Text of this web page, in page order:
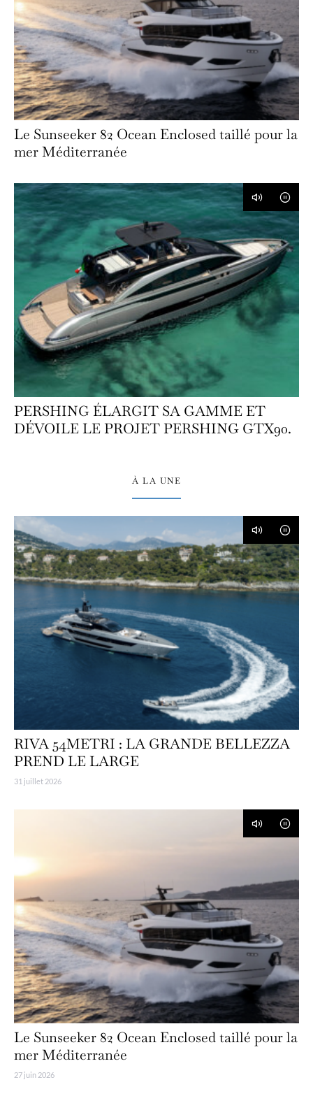
Le Sunseeker 82 Ocean Enclosed taillé pour la
mer Méditerranée
PERSHING ÉLARGIT SA GAMME ET
DÉVOILE LE PROJET PERSHING GTX90.
À LA UNE
RIVA 54METRI : LA GRANDE BELLEZZA
PREND LE LARGE
31 juillet 2026
Le Sunseeker 82 Ocean Enclosed taillé pour la
mer Méditerranée
27 juin 2026